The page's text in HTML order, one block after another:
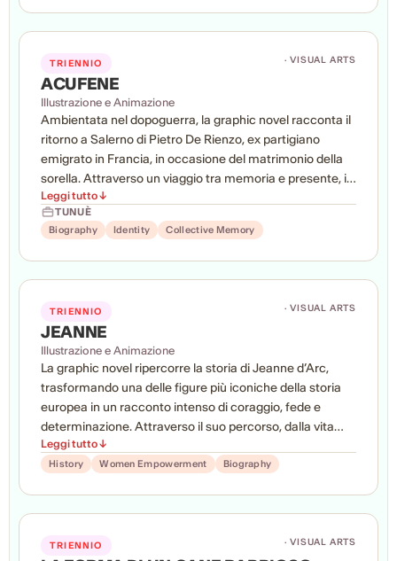
consapevole, autentico e significativo.
TRIENNIO · VISUAL ARTS
ACUFENE
Illustrazione e Animazione
Ambientata nel dopoguerra, la graphic novel racconta il
ritorno a Salerno di Pietro De Rienzo, ex partigiano
emigrato in Francia, in occasione del matrimonio della
sorella. Attraverso un viaggio tra memoria e presente, il
protagonista affronta i traumi del conflitto e il difficile
percorso di riconciliazione con sé stesso. Un racconto
intimo che riflette sulle conseguenze della guerra,
nel mondo.
Leggi tutto ↓
TUNUÈ
Biography
Identity Collective Memory
TRIENNIO · VISUAL ARTS
JEANNE
Illustrazione e Animazione
La graphic novel ripercorre la storia di Jeanne d’Arc,
trasformando una delle figure più iconiche della storia
europea in un racconto intenso di coraggio, fede e
determinazione. Attraverso il suo percorso, dalla vita
contadina alla guida di un esercito, il progetto riflette sui
temi dell’emancipazione femminile, del potere e del
Leggi tutto ↓
History Women Empowerment Biography
TRIENNIO · VISUAL ARTS